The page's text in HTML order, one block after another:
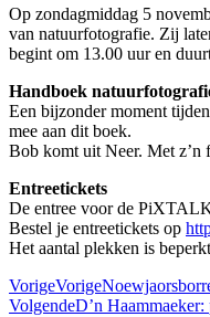
Op zondagmiddag 5
van natuurfotografie. Zij
begint om 13.00 uur en
Handboek
Een bijzonder moment
mee aan dit boek.
Bob komt uit Neer. Met z’n
Entreetickets
De entree voor de
Bestel je entreetickets op
Het aantal plekken is
VorigeVorige
VolgendeD’n